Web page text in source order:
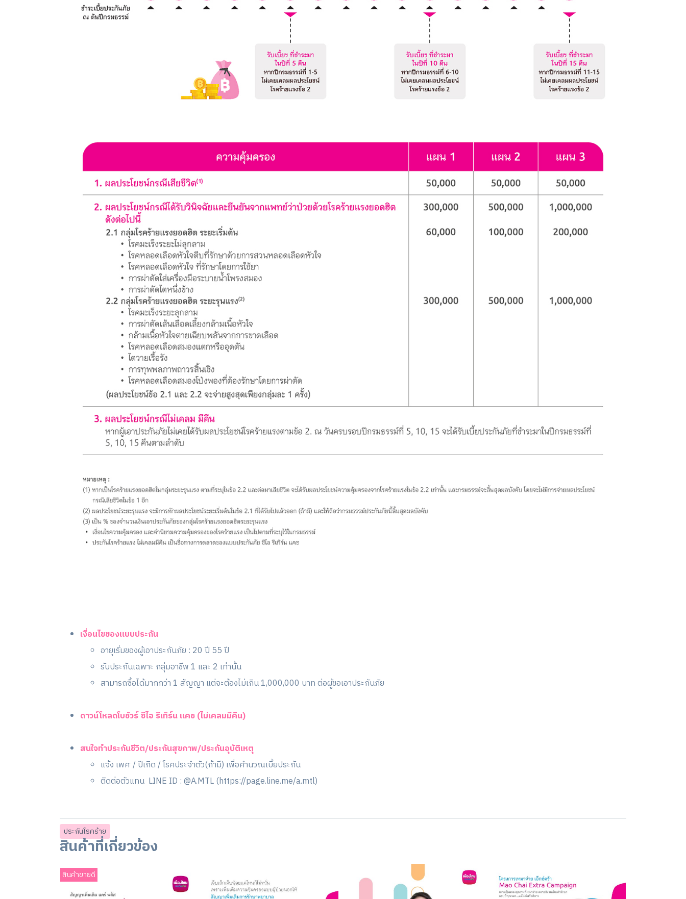
เงื่อนไขของแบบประกัน
อายุเริ่มของผู้เอาประกันภัย : 20 ปี 55 ปี
รับประกันเฉพาะ กลุ่มอาชีพ 1 และ 2 เท่านั้น
สามารถซื้อได้มากกว่า 1 สัญญา แต่จะต้องไม่เกิน 1,000,000 บาท ต่อผู้ขอเอาประกันภัย
ดาวน์โหลดโบชัวร์ ซีไอ รีเทิร์น แคช (ไม่เคลมมีคืน)
สนใจทำประกันชีวิต/ประกันสุขภาพ/ประกันอุบัติเหตุ
แจ้ง เพศ / ปีเกิด / โรคประจำตัว(ถ้ามี) เพื่อคำนวณเบี้ยประกัน
ติดต่อตัวแทน LINE ID : @A.MTL (https://page.line.me/a.mtl)
ประกันโรคร้าย
สินค้าที่เกี่ยวข้อง
สินค้าขายดี